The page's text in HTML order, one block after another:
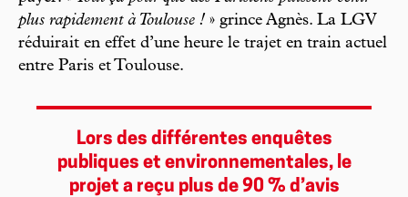
plus rapidement à Toulouse ! » grince Agnès. La LGV
réduirait en effet d’une heure le trajet en train actuel
entre Paris et Toulouse.
Lors des différentes enquêtes
publiques et environnementales, le
projet a reçu plus de 90 % d’avis